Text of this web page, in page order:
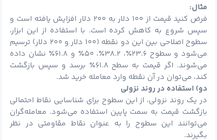
مثال:
فرض کنید قیمت از ۱۰۰
دلار
به ۲۰۰ دلار افزایش یافته است و
سپس شروع به کاهش کرده است. با استفاده از این ابزار،
سطوح اصلاحی بین این دو نقطه (۱۰۰ دلار و ۲۰۰ دلار) ترسیم
می‌شود و سطوح ۲۳.۶٪، ۳۸.۲٪، ۵۰٪ و ۶۱.۸٪ نشان داده
می‌شوند. اگر قیمت به سطح ۶۱.۸٪ برسد و سپس بازگشت
کند، می‌توان در آن نقطه وارد معامله خرید شد.
دو) استفاده در روند نزولی
در یک روند نزولی، از این سطوح برای شناسایی نقاط احتمالی
بازگشت قیمت به سمت پایین استفاده می‌شود. معامله‌گران
می‌توانند این سطوح را به عنوان نقاط مقاومتی در نظر
بگیرند.